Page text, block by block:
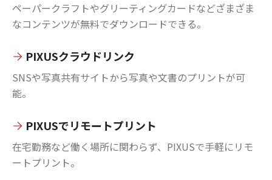
ペーパークラフトやグリーティングカードなどざまざま
なコンテンツが無料でダウンロードできる。
PIXUSクラウドリンク
SNSや写真共有サイトから写真や文書のプリントが可
能。
PIXUSでリモートプリント
在宅勤務など働く場所に関わらず、PIXUSで手軽にリモ
ートプリント。